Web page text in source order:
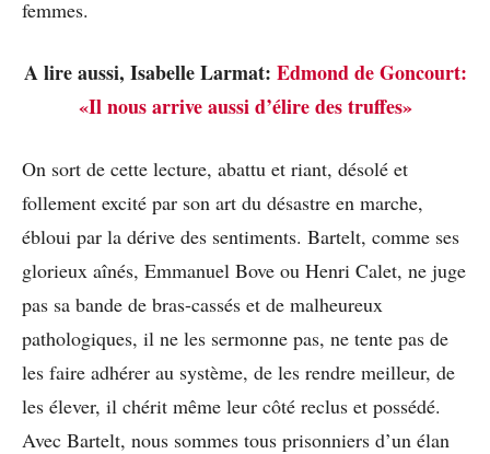
femmes.
A lire aussi, Isabelle Larmat: Edmond de Goncourt:
«Il nous arrive aussi d’élire des truffes»
On sort de cette lecture, abattu et riant, désolé et
follement excité par son art du désastre en marche,
ébloui par la dérive des sentiments. Bartelt, comme ses
glorieux aînés, Emmanuel Bove ou Henri Calet, ne juge
pas sa bande de bras-cassés et de malheureux
pathologiques, il ne les sermonne pas, ne tente pas de
les faire adhérer au système, de les rendre meilleur, de
les élever, il chérit même leur côté reclus et possédé.
Avec Bartelt, nous sommes tous prisonniers d’un élan